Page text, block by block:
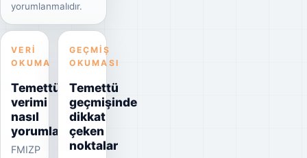
yorumlanmalıdır.
VERI
OKUMA
Temettü
verimi
nasıl
yorumlanmalı?
FMIZP
GEÇMIŞ
OKUMASI
Temettü
geçmişinde
dikkat
çeken
noktalar